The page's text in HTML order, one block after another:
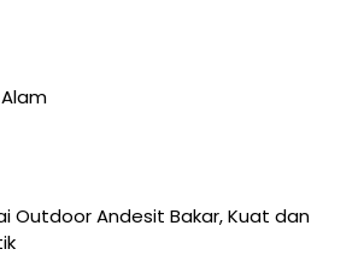
Outdoor Andesit Bakar, Kuat dan